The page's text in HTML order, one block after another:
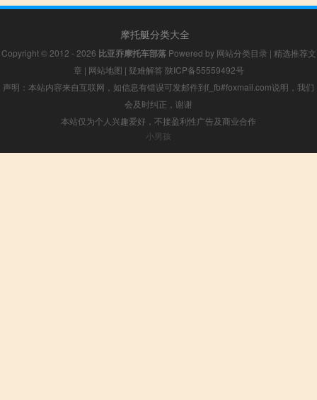
摩托艇分类大全
Copyright © 2012 - 2026 比亚乔摩托车部落Powered by 网站分类目录 | 精选推荐文
章 | 网站地图 | 疑难解答 陕ICP备55559492号
声明：本站内容来自互联网，如信息有错误可发邮件到f_fb#foxmail.com说明，我们
会及时纠正，谢谢
本站仅为个人兴趣爱好，不接盈利性广告及商业合作
小男孩